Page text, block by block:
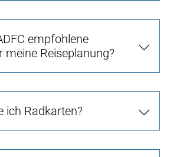
empfohlene
meine Reiseplanung?
ich Radkarten?